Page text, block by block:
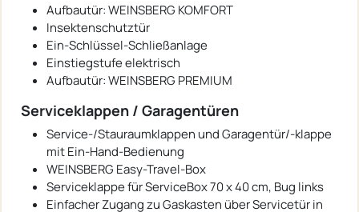
Aufbautür: WEINSBERG KOMFORT
Insektenschutztür
Ein-Schlüssel-Schließanlage
Einstiegstufe elektrisch
Aufbautür: WEINSBERG PREMIUM
Serviceklappen / Garagentüren
Service-/Stauraumklappen und Garagentür/-klappe
mit Ein-Hand-Bedienung
WEINSBERG Easy-Travel-Box
Serviceklappe für ServiceBox 70 x 40 cm, Bug links
Einfacher Zugang zu Gaskasten über Servicetür in